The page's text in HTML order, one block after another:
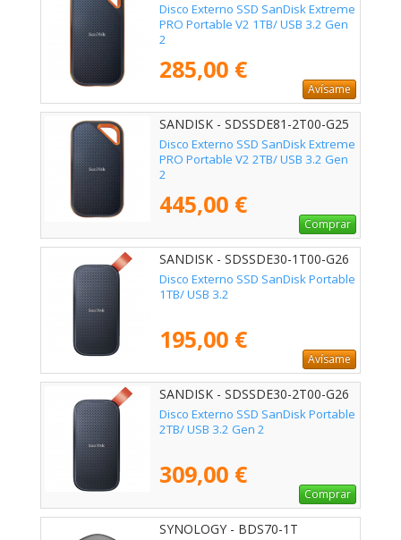
Disco Externo SSD SanDisk Extreme
PRO Portable V2 1TB/ USB 3.2 Gen
2
285,00 €
Avísame
SANDISK - SDSSDE81-2T00-G25
Disco Externo SSD SanDisk Extreme
PRO Portable V2 2TB/ USB 3.2 Gen
2
445,00 €
Comprar
SANDISK - SDSSDE30-1T00-G26
Disco Externo SSD SanDisk Portable
1TB/ USB 3.2
195,00 €
Avísame
SANDISK - SDSSDE30-2T00-G26
Disco Externo SSD SanDisk Portable
2TB/ USB 3.2 Gen 2
309,00 €
Comprar
SYNOLOGY - BDS70-1T